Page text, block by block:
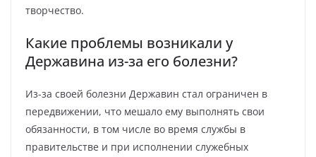
творчество.
Какие проблемы возникали у
Державина из-за его болезни?
Из-за своей болезни Державин стал ограничен в
передвижении, что мешало ему выполнять свои
обязанности, в том числе во время службы в
правительстве и при исполнении служебных